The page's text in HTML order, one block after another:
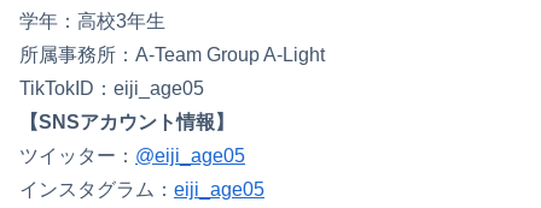
学年：高校3年生
所属事務所：A-Team Group A-Light
TikTokID：eiji_age05
【SNSアカウント情報】
ツイッター： @eiji_age05
インスタグラム： eiji_age05